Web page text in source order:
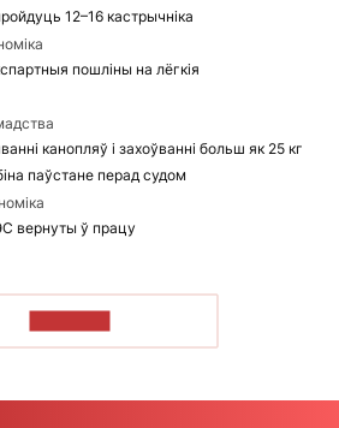
12–16 кастрычніка
пошліны на лёгкія
канопляў і захоўванні больш як 25 кг
паўстане перад судом
вернуты ў працу